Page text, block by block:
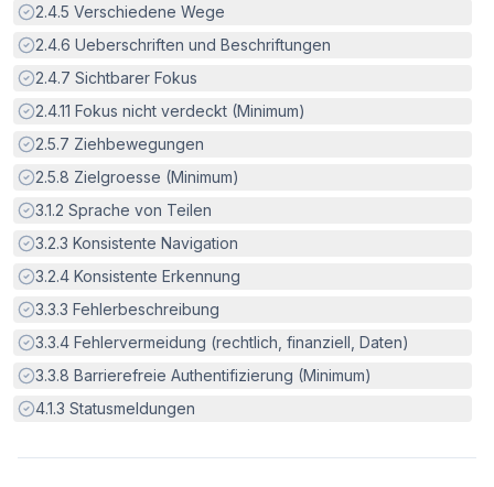
Erfüllt:
2.4.5 Verschiedene Wege
Erfüllt:
2.4.6 Ueberschriften und Beschriftungen
Erfüllt:
2.4.7 Sichtbarer Fokus
Erfüllt:
2.4.11 Fokus nicht verdeckt (Minimum)
Erfüllt:
2.5.7 Ziehbewegungen
Erfüllt:
2.5.8 Zielgroesse (Minimum)
Erfüllt:
3.1.2 Sprache von Teilen
Erfüllt:
3.2.3 Konsistente Navigation
Erfüllt:
3.2.4 Konsistente Erkennung
Erfüllt:
3.3.3 Fehlerbeschreibung
Erfüllt:
3.3.4 Fehlervermeidung (rechtlich, finanziell, Daten)
Erfüllt:
3.3.8 Barrierefreie Authentifizierung (Minimum)
Erfüllt:
4.1.3 Statusmeldungen